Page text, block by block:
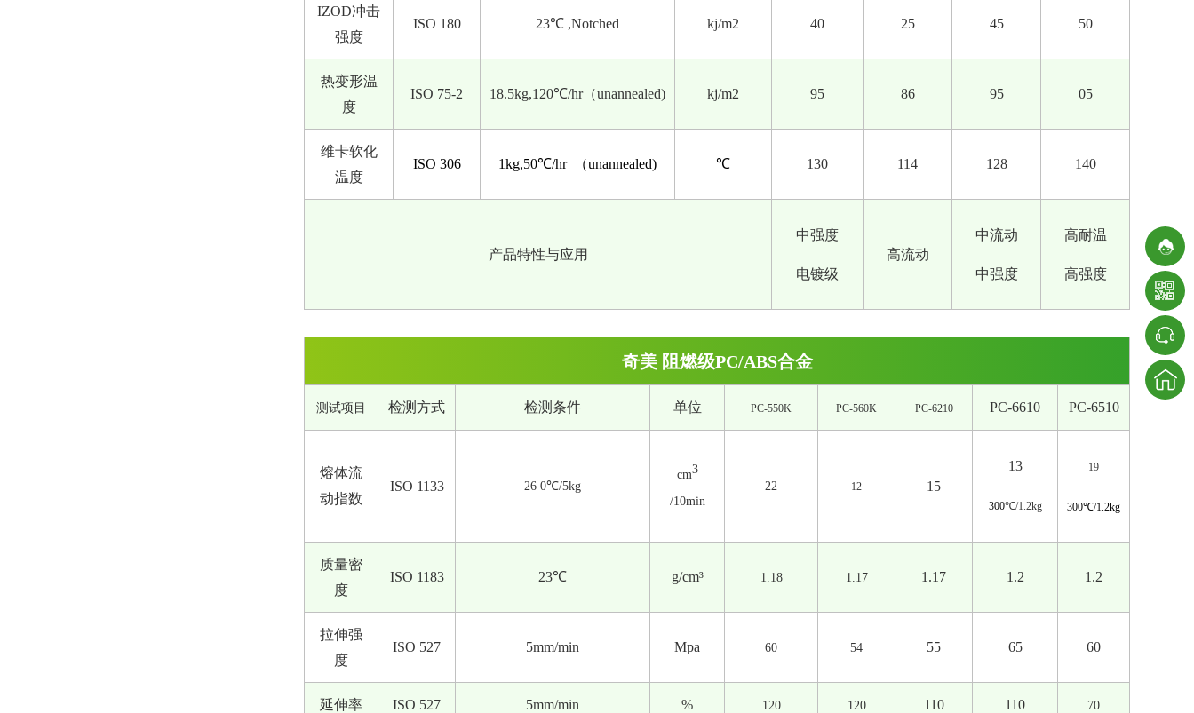
IZOD冲击
强度
ISO 180 23℃ ,Notched kj/m2 40 25 45 50
热变形温
度
ISO 75-2 18.5kg,120℃/hr（unannealed) kj/m2 95 86 95 05
维卡软化
温度
ISO 306 1kg,50℃/hr （unannealed) ℃ 130 114 128 140
产品特性与应用
中强度
电镀级
高流动
中流动
中强度
高耐温
高强度
奇美 阻燃级PC/ABS合金
测试项目 检测方式 检测条件 单位 PC-550K PC-560K PC-6210 PC-6610 PC-6510
熔体流
动指数
ISO 1133 26 0℃/5kg
cm3
/10min
22 12 15
13
300℃/1.2kg
19
300℃/1.2kg
质量密
度
ISO 1183 23℃ g/cm³ 1.18 1.17 1.17 1.2 1.2
拉伸强
度
ISO 527 5mm/min Mpa 60 54 55 65 60
延伸率 ISO 527 5mm/min % 120 120 110 110 70